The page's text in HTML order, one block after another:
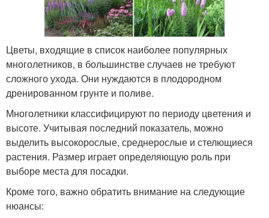
Цветы, входящие в список наиболее популярных
многолетников, в большинстве случаев не требуют
сложного ухода. Они нуждаются в плодородном
дренированном грунте и поливе.
Многолетники классифицируют по периоду цветения и
высоте. Учитывая последний показатель, можно
выделить высокорослые, среднерослые и стелющиеся
растения. Размер играет определяющую роль при
выборе места для посадки.
Кроме того, важно обратить внимание на следующие
нюансы: